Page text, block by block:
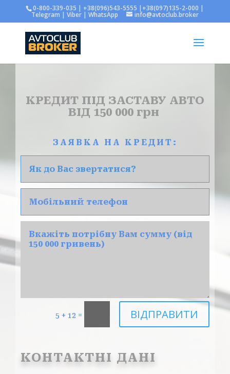
0-800-339-035 | +38(096)543-5555 |+38(097)135-2-000 |
Telegram | Viber | WhatsApp info@avtoclub.broker
КРЕДИТ ПІД ЗАСТАВУ АВТО
ВІД 150 000 грн
ЗАЯВКА НА КРЕДИТ:
5 + 12 = ВІДПРАВИТИ
КОНТАКТНІ ДАНІ